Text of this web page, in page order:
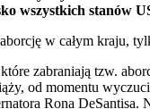
wszystkich stanów
w całym kraju,
zabraniają tzw.
od momentu
Rona DeSantisa.